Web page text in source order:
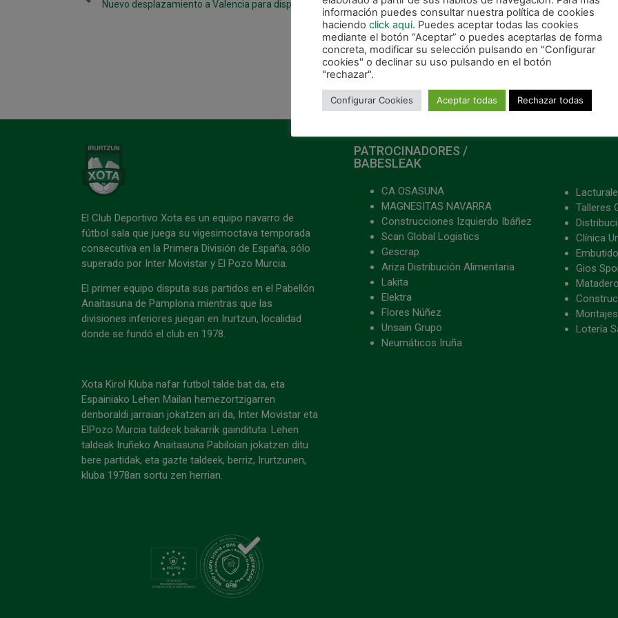
Nuevo desplazamiento a Valencia para disputar la 9ª jornada de liga
El Club Deportivo Xota es un equipo navarro de
fútbol sala que juega su vigesimoctava temporada
consecutiva en la Primera División de España, sólo
superado por Inter Movistar y El Pozo Murcia.
El primer equipo disputa sus partidos en el Pabellón
Anaitasuna de Pamplona mientras que las
divisiones inferiores juegan en Irurtzun, localidad
donde se fundó el club en 1978.
Xota Kirol Kluba nafar futbol talde bat da, eta
Espainiako Lehen Mailan hemezortzigarren
denboraldi jarraian jokatzen ari da, Inter Movistar eta
ElPozo Murcia taldeek bakarrik gaindituta. Lehen
taldeak Iruñeko Anaitasuna Pabiloian jokatzen ditu
bere partidak, eta gazte taldeek, berriz, Irurtzunen,
kluba 1978an sortu zen herrian.
PATROCINADORES /
BABESLEAK
CA OSASUNA
MAGNESITAS NAVARRA
Construcciones Izquierdo Ibáñez
Scan Global Logistics
Gescrap
Ariza Distribución Alimentaria
Lakita
Elektra
Flores Núñez
Unsain Grupo
Neumáticos Iruña
Lacturale
Talleres
Clínica
Gios
Lotería
información puedes consultar nuestra política de cookies
haciendo click aqui. Puedes aceptar todas las cookies
mediante el botón “Aceptar” o puedes aceptarlas de forma
concreta, modificar su selección pulsando en "Configurar
cookies" o declinar su uso pulsando en el botón
"rechazar".
Configurar Cookies Aceptar todas Rechazar todas